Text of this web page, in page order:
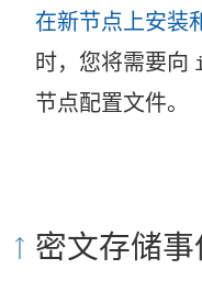
在新节点上安装
时，您将需要向
节点配置文件。
密文存储